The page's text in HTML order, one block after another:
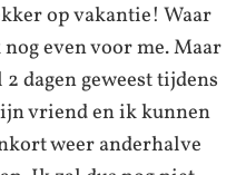
op vakantie! Waar
even voor me. Maar
dagen geweest tijdens
vriend en ik kunnen
weer anderhalve